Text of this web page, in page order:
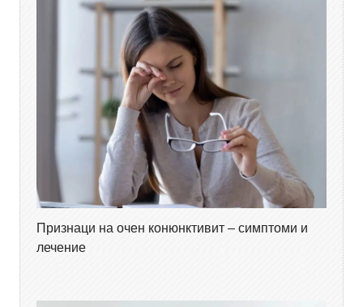
Признаци на очен конюнктивит – симптоми и
лечение